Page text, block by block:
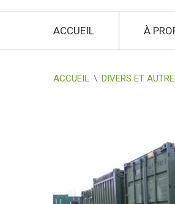
ACCUEIL À
ACCUEIL \ DIVERS ET